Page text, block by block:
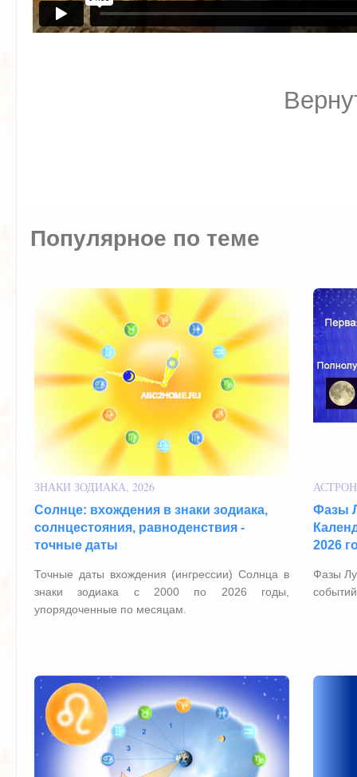
Популярное по теме
ЗНАКИ ЗОДИАКА, 2026
Солнце: вхождения в знаки зодиака,
солнцестояния, равноденствия -
точные даты
Точные даты вхождения (ингрессии) Солнца в
знаки зодиака с 2000 по 2026 годы,
упорядоченные по месяцам.
Фазы
2026
Фазы